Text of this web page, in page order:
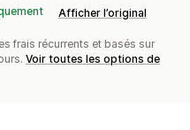
Afficher l’original
frais récurrents et basés sur
Voir toutes les options de